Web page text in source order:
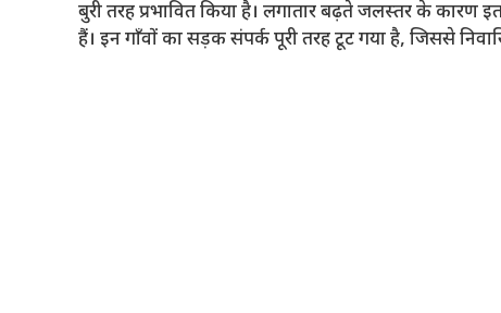
बुरी तरह प्रभावित किया है। लगातार बढ़ते जलस्तर के कारण
हैं। इन गाँवों का सड़क संपर्क पूरी तरह टूट गया है, जिससे